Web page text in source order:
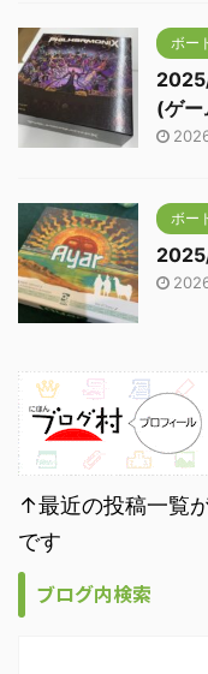
ボー
(ゲ
ボー
↑最近の投稿一覧
です
ブログ内検索